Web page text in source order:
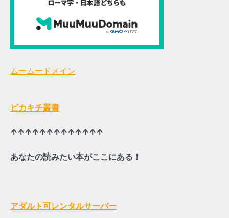
ムームードメイン
ピカキチ叢書
↑↑↑↑↑↑↑↑↑↑↑↑↑
あなたの読みたい本がここにある！
アダルト可レンタルサーバー